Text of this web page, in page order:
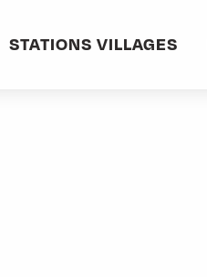
STATIONS VILLAGES